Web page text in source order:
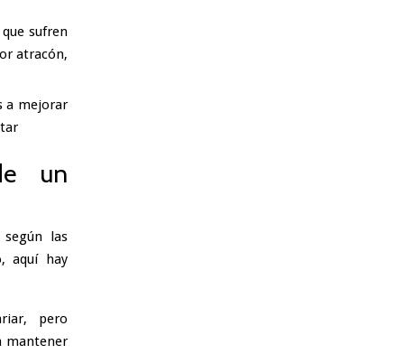
sufren
atracón,
a mejorar
un
las
aquí hay
pero
mantener